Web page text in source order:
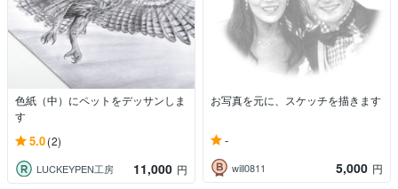
色紙（中）にペットをデッサンしま
す
5.0(2)
LUCKEYPEN工房 11,000 円
お写真を元に、スケッチを描きます
-
will0811 5,000 円